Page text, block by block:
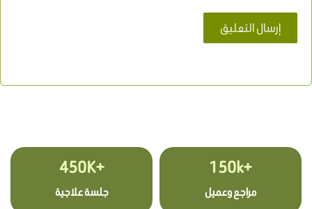
+150k
مراجع وعميل
+450K
جلسة علاجية